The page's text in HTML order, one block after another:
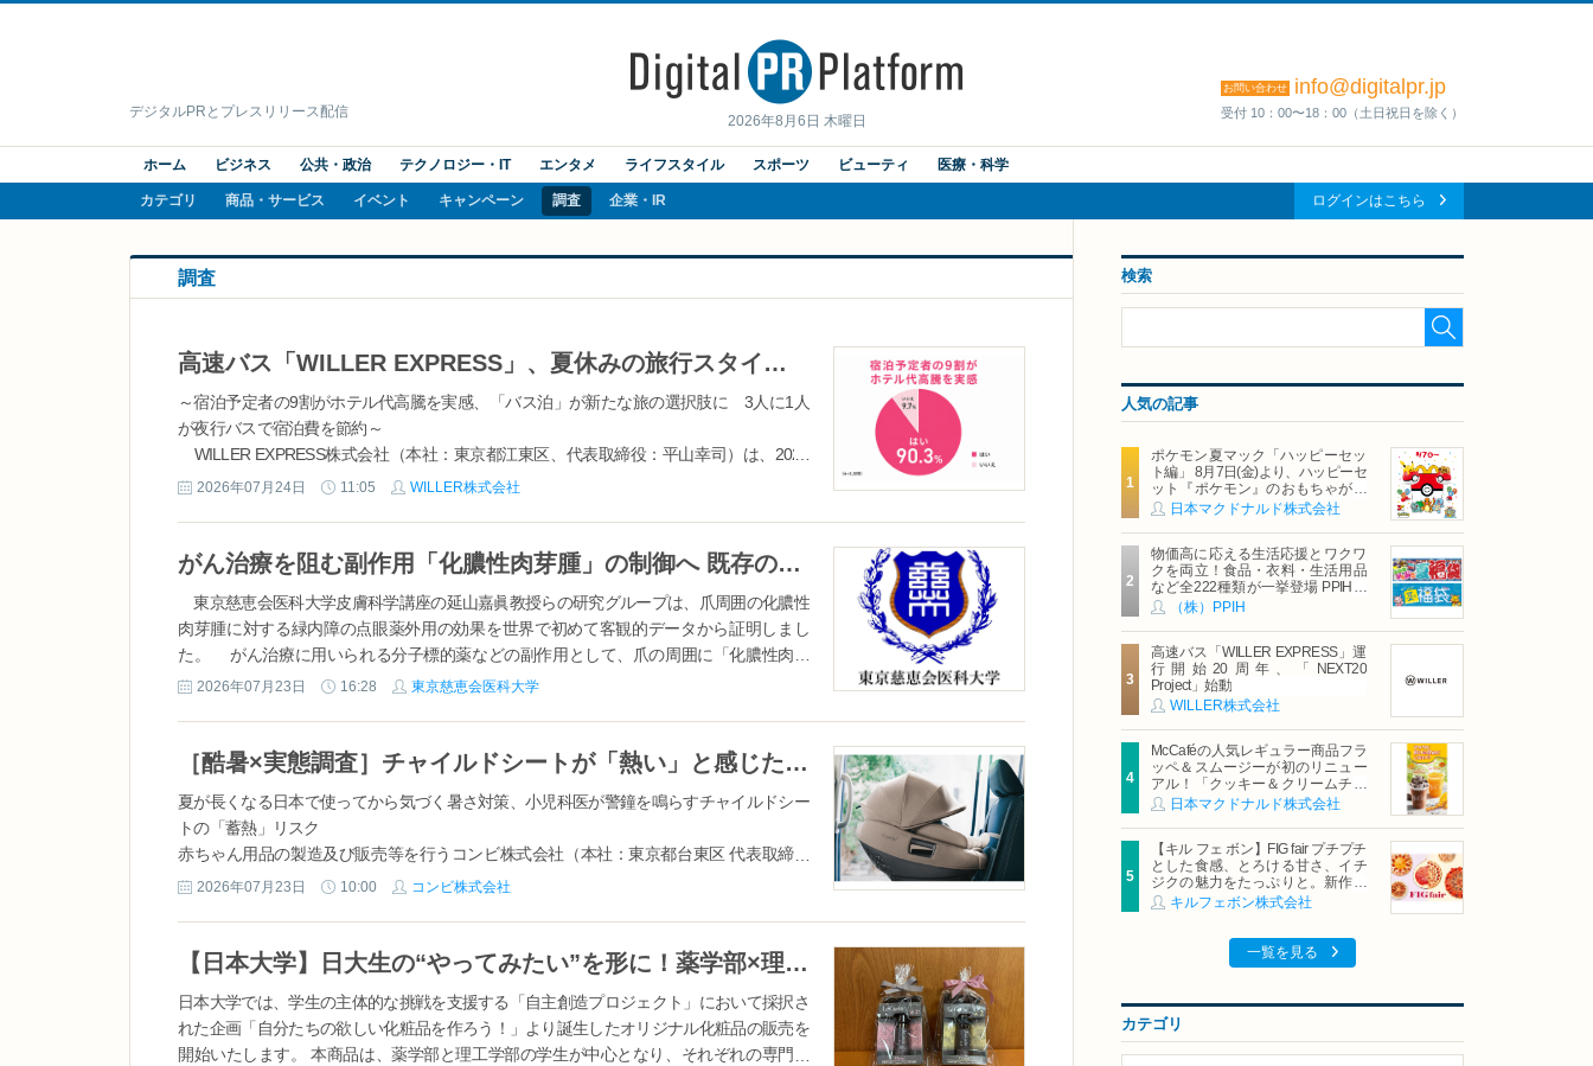
2026年8月6日 木曜日
デジタルPRとプレスリリース配信
お問い合わせ info@digitalpr.jp
受付 10：00〜18：00（土日祝日を除く）
ホーム ビジネス 公共・政治 テクノロジー・IT エンタメ ライフスタイル スポーツ ビューティ 医療・科学
カテゴリ 商品・サービス イベント キャンペーン 調査 企業・IR ログインはこちら
調査
高速バス「WILLER EXPRESS」、夏休みの旅行スタイルと高速バス利用に関するアンケート結果を発表！
～宿泊予定者の9割がホテル代高騰を実感、「バス泊」が新たな旅の選択肢に 3人に1人
が夜行バスで宿泊費を節約～
WILLER EXPRESS株式会社（本社：東京都江東区、代表取締役：平山幸司）は、2026
年の夏休み期間（7月・8月）における国内旅行スタイルと高速バス利用に関するアンケ
2026年07月24日 11:05 WILLER株式会社
がん治療を阻む副作用「化膿性肉芽腫」の制御へ 既存の緑内障点眼薬による有効性を世界で初めて客観的に立証
東京慈恵会医科大学皮膚科学講座の延山嘉眞教授らの研究グループは、爪周囲の化膿性
肉芽腫に対する緑内障の点眼薬外用の効果を世界で初めて客観的データから証明しまし
た。 がん治療に用いられる分子標的薬などの副作用として、爪の周囲に「化膿性肉芽
腫（かのうせいにくげしゅ）」が高頻度で発生すること...
2026年07月23日 16:28 東京慈恵会医科大学
［酷暑×実態調査］チャイルドシートが「熱い」と感じた親の99％が「わが子を乗せたくない」 その一方で、選ぶときに“暑さ対策”を重視した人はわずか18％
夏が長くなる日本で使ってから気づく暑さ対策、小児科医が警鐘を鳴らすチャイルドシー
トの「蓄熱」リスク
赤ちゃん用品の製造及び販売等を行うコンビ株式会社（本社：東京都台東区 代表取締役
社長：松浦康詞）は、妊娠中期～生後36カ月までのお子さまがいる世帯を対象に「夏場
2026年07月23日 10:00 コンビ株式会社
【日本大学】日大生の“やってみたい”を形に！薬学部×理工学部の女子学生が開発したこだわりの化粧品が「自主創造プロジェクト」から誕生、販売をスタート
日本大学では、学生の主体的な挑戦を支援する「自主創造プロジェクト」において採択さ
れた企画「自分たちの欲しい化粧品を作ろう！」より誕生したオリジナル化粧品の販売を
開始いたします。 本商品は、薬学部と理工学部の学生が中心となり、それぞれの専門知
検索
人気の記事
ポケモン夏マック「ハッピーセッ
ト編」 8月7日(金)より、ハッピーセ
ット『ポケモン』のおもちゃが期
間限定登場
日本マクドナルド株式会社
物価高に応える生活応援とワクワ
クを両立！食品・衣料・生活用品
など全222種類が一挙登場 PPIHグ
ループ「夏福袋」＆セール 8月6日
(木)より順次スタート
（株）PPIH
高速バス「WILLER EXPRESS」運
行開始20周年、「NEXT20
Project」始動
WILLER株式会社
McCaféの人気レギュラー商品フラ
ッペ＆スムージーが初のリニュー
アル！「クッキー＆クリームチョ
コフラッペ」「マンゴースムージ
ー」8月5日（水）から販売開始
日本マクドナルド株式会社
【キル フェ ボン】FIG fair プチプチ
とした食感、とろける甘さ、イチ
ジクの魅力をたっぷりと。新作を
含め、イチジク尽くしの全4種が登
場8月20日（木）スタート
キルフェボン株式会社
一覧を見る
カテゴリ